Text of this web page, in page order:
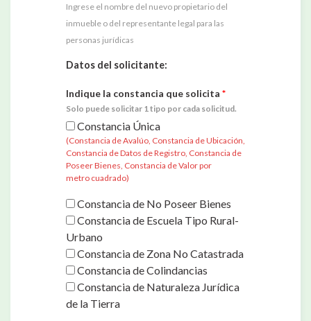
Ingrese el nombre del nuevo propietario del
inmueble o del representante legal para las
personas jurídicas
Datos del solicitante:
Indique la constancia que solicita *
Solo puede solicitar 1 tipo por cada solicitud.
Constancia Única
(Constancia de Avalúo, Constancia de Ubicación,
Constancia de Datos de Registro, Constancia de
Poseer Bienes, Constancia de Valor por
metro cuadrado)
Constancia de No Poseer Bienes‎
Constancia de Escuela Tipo Rural-
Urbano‎
Constancia de Zona No Catastrada‎
Constancia de Colindancias‎
Constancia de Naturaleza Jurídica
de la Tierra‎